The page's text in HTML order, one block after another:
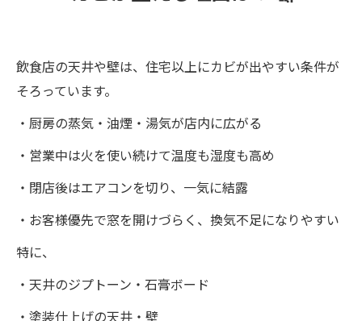
飲食店の天井や壁は、住宅以上にカビが出やすい条件が
そろっています。
・厨房の蒸気・油煙・湯気が店内に広がる
・営業中は火を使い続けて温度も湿度も高め
・閉店後はエアコンを切り、一気に結露
・お客様優先で窓を開けづらく、換気不足になりやすい
特に、
・天井のジプトーン・石膏ボード
・塗装仕上げの天井・壁